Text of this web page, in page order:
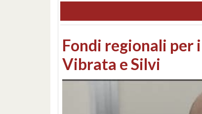
Montesilvano,
lungomare:
abusiva